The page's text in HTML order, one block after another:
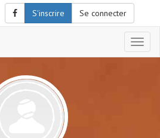
S'inscrire Se connecter
le